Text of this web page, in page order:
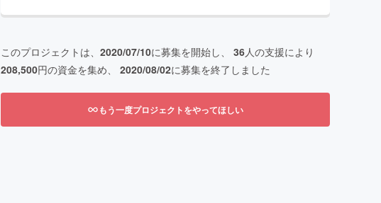
このプロジェクトは、 2020/07/10に募集を開始し、 36人の支援により
208,500円の資金を集め、 2020/08/02に募集を終了しました
もう一度プロジェクトをやってほしい